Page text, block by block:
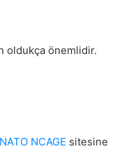
oldukça önemlidir.
NATO NCAGE sitesine